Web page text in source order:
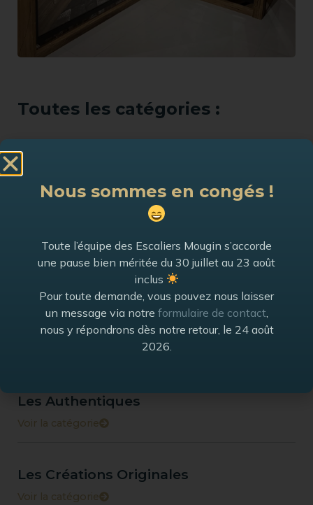
Toutes les catégories :
Les Contemporains
Les Chalets
Les Gardes-corps
Les Authentiques
Voir la catégorie
Les Créations Originales
Voir la catégorie
Nous sommes en congés !
Toute l’équipe des Escaliers Mougin s’accorde
une pause bien méritée du 30 juillet au 23 août
inclus
Pour toute demande, vous pouvez nous laisser
un message via notre formulaire de contact
nous y répondrons dès notre retour, le 24 août
2026.